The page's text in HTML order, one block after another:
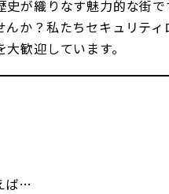
が織りなす魅力的な街で
か？私たちセキュリテ
歓迎しています。
ば…